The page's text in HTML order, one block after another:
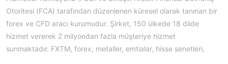
Otoritesi (FCA) tarafından düzenlenen küresel olarak tanınan bir
forex ve CFD aracı kurumudur. Şirket, 150 ülkede 18 dilde
hizmet vererek 2 milyondan fazla müşteriye hizmet
sunmaktadır. FXTM, forex, metaller, emtialar, hisse senetleri,